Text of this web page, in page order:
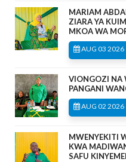
MARIAM
ZIARA YA
MKOA WA
AUG 03 2026
VIONGOZI NA
PANGANI
AUG 02 2026
MWENYEKITI
KWA
SAFU